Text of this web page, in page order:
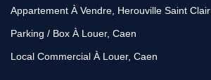
Appartement À Vendre, Herouville Saint Clair
Parking / Box À Louer, Caen
Local Commercial À Louer, Caen